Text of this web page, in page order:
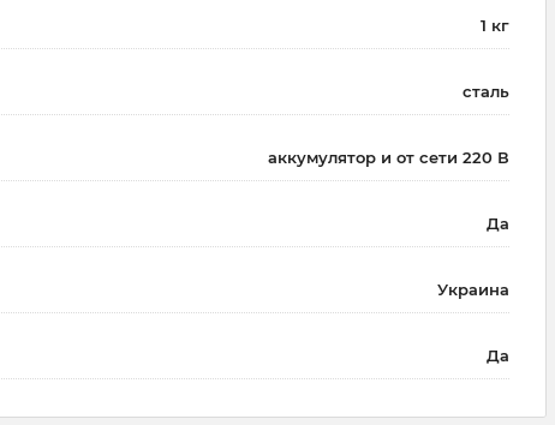
1 кг
сталь
аккумулятор и от сети 220 В
Да
Украина
Да